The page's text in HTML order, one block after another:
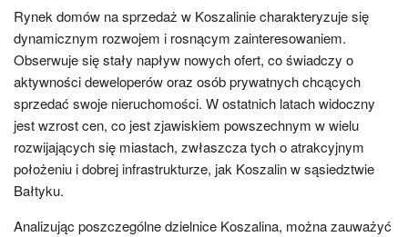
Rynek domów na sprzedaż w Koszalinie charakteryzuje się
dynamicznym rozwojem i rosnącym zainteresowaniem.
Obserwuje się stały napływ nowych ofert, co świadczy o
aktywności deweloperów oraz osób prywatnych chcących
sprzedać swoje nieruchomości. W ostatnich latach widoczny
jest wzrost cen, co jest zjawiskiem powszechnym w wielu
rozwijających się miastach, zwłaszcza tych o atrakcyjnym
położeniu i dobrej infrastrukturze, jak Koszalin w sąsiedztwie
Bałtyku.
Analizując poszczególne dzielnice Koszalina, można zauważyć